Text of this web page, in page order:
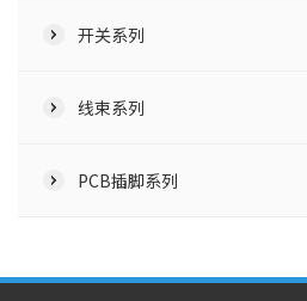
开关系列
线束系列
PCB插脚系列